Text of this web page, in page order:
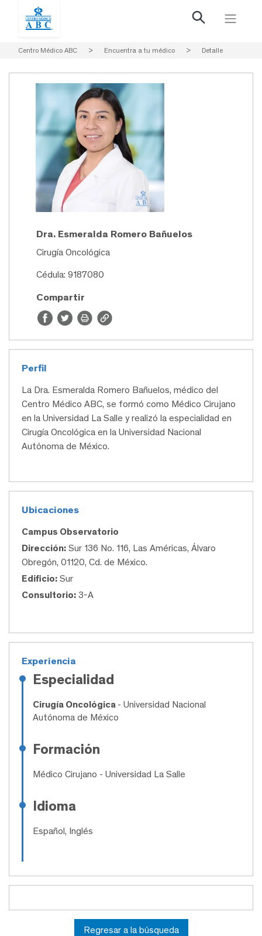
Centro Médico ABC > Encuentra a tu médico > Detalle
Dra. Esmeralda Romero Bañuelos
Cirugía Oncológica
Cédula: 9187080
Compartir
Perfil
La Dra. Esmeralda Romero Bañuelos, médico del
Centro Médico ABC, se formó como Médico Cirujano
en la Universidad La Salle y realizó la especialidad en
Cirugía Oncológica en la Universidad Nacional
Autónoma de México.
Ubicaciones
Campus Observatorio
Dirección: Sur 136 No. 116, Las Américas, Álvaro
Obregón, 01120, Cd. de México.
Edificio: Sur
Consultorio: 3-A
Experiencia
Especialidad
Cirugía Oncológica - Universidad Nacional
Autónoma de México
Formación
Médico Cirujano - Universidad La Salle
Idioma
Español, Inglés
Regresar a la búsqueda